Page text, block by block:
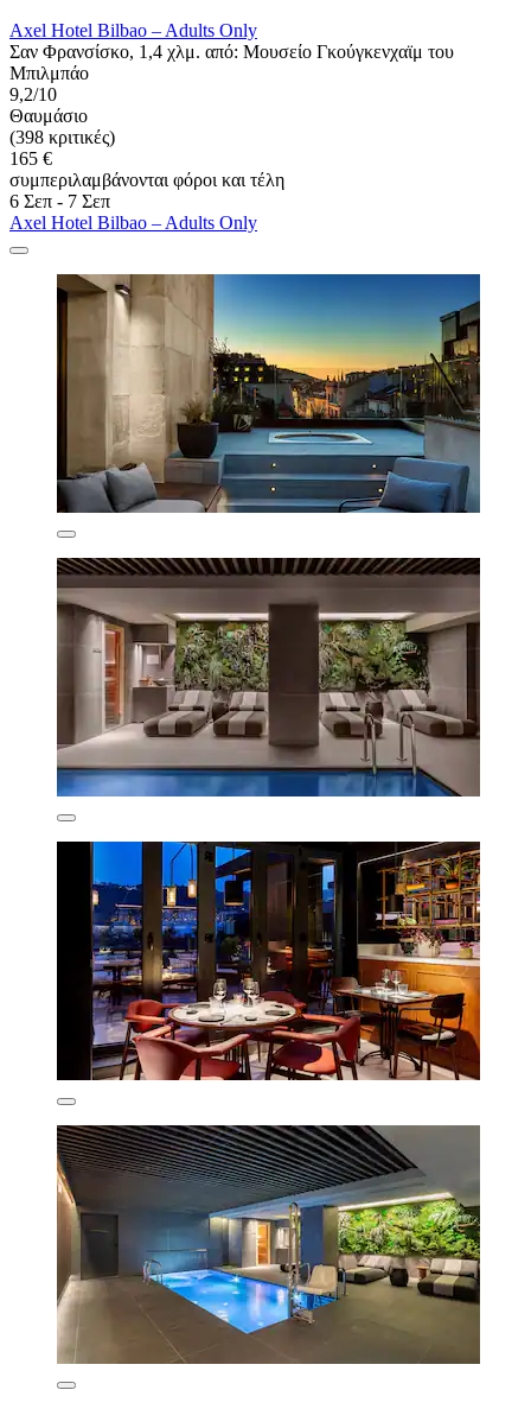
Axel Hotel Bilbao – Adults Only
Σαν Φρανσίσκο, 1,4 χλμ. από: Μουσείο Γκούγκενχαϊμ του
Μπιλμπάο
9,2/10
Θαυμάσιο
(398 κριτικές)
165 €
συμπεριλαμβάνονται φόροι και τέλη
6 Σεπ - 7 Σεπ
Axel Hotel Bilbao – Adults Only